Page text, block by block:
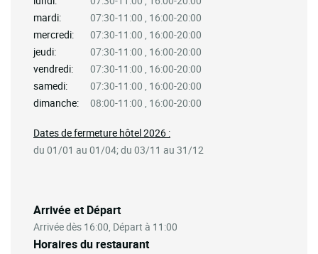
mardi:
07:30-11:00 , 16:00-20:00
mercredi:
07:30-11:00 , 16:00-20:00
jeudi:
07:30-11:00 , 16:00-20:00
vendredi:
07:30-11:00 , 16:00-20:00
samedi:
07:30-11:00 , 16:00-20:00
dimanche:
08:00-11:00 , 16:00-20:00
Arrivée et Départ
Arrivée dès 16:00, Départ à 11:00
Horaires du restaurant
Dates de fermeture hôtel 2026 :
du 01/01 au 01/04; du 03/11 au 31/12